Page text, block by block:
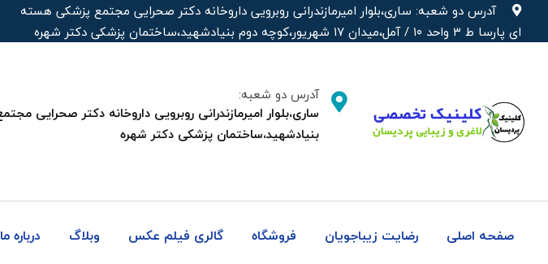
آدرس دو شعبه: ساری،بلوار امیرمازندرانی روبرویی داروخانه‌ دکتر صحرایی مجتمع پزشکی هسته
ای پارسا ط ۳ واحد ۱۰ / آمل،میدان ۱۷ شهریور،کوچه دوم بنیادشهید،ساختمان پزشکی دکتر شهره
آدرس دو شعبه:
بنیادشهید،ساختمان پزشکی دکتر شهره
صفحه اصلی رضایت زیباجویان فروشگاه گالری فیلم عکس وبلاگ درباره ما